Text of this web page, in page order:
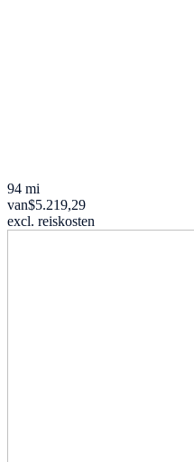
94 mi
van$5.219,29
excl. reiskosten